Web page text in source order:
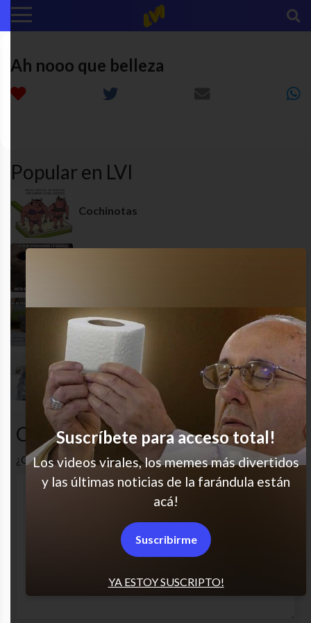
Ah nooo que belleza
Popular en LVI
Cochinotas
Especial gatitos 6
Awww
Comentarios
¿Cuál es tu opinión? Comenta!
YA ESTOY SUSCRIPTO!
Suscríbete para acceso total!
Los videos virales, los memes más divertidos
y las últimas noticias de la farándula están
acá!
Suscribirme